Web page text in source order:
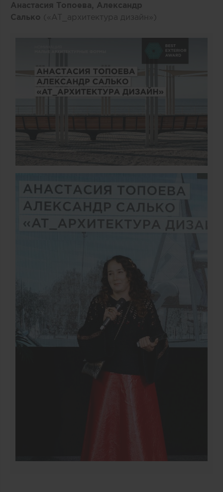
Анастасия Топоева, Александр
Салько («AT_архитектура дизайн»)